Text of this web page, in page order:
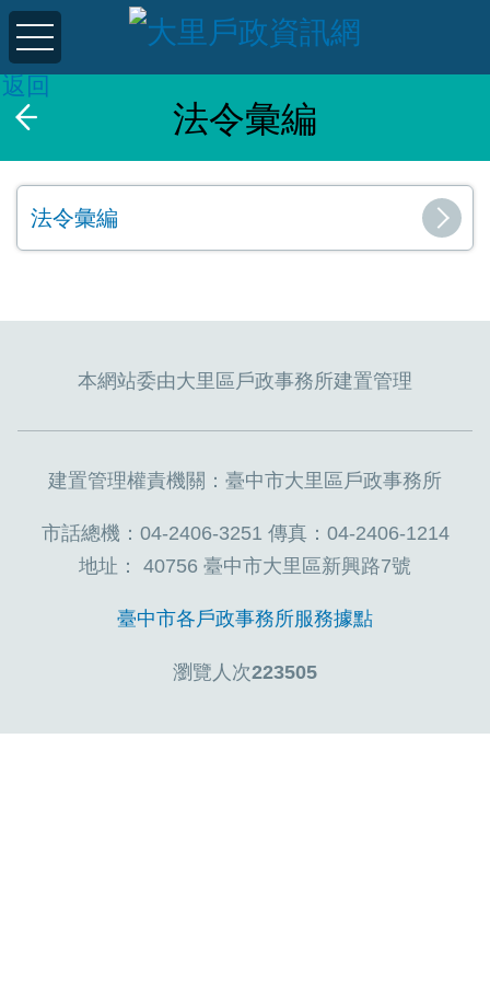
法令彙編
返回
法令彙編
本網站委由大里區戶政事務所建置管理
建置管理權責機關：臺中市大里區戶政事務所
市話總機：04-2406-3251 傳真：04-2406-1214
地址： 40756 臺中市大里區新興路7號
臺中市各戶政事務所服務據點
瀏覽人次223505